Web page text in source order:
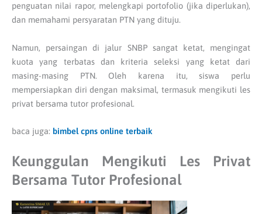
penguatan nilai rapor, melengkapi portofolio (jika diperlukan),
dan memahami persyaratan PTN yang dituju.
Namun, persaingan di jalur SNBP sangat ketat, mengingat
kuota yang terbatas dan kriteria seleksi yang ketat dari
masing-masing PTN. Oleh karena itu, siswa perlu
mempersiapkan diri dengan maksimal, termasuk mengikuti les
privat bersama tutor profesional.
baca juga: bimbel cpns online terbaik
Keunggulan Mengikuti Les Privat
Bersama Tutor Profesional